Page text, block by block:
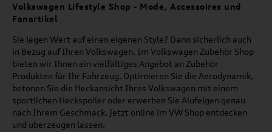
Volkswagen Lifestyle Shop - Mode, Accessoires und
Fanartikel
Sie legen Wert auf einen eigenen Style? Dann sicherlich auch
in Bezug auf Ihren Volkswagen. Im Volkswagen Zubehör Shop
bieten wir Ihnen ein vielfältiges Angebot an Zubehör
Produkten für Ihr Fahrzeug. Optimieren Sie die Aerodynamik,
betonen Sie die Heckansicht Ihres Volkswagen mit einem
sportlichen Heckspoiler oder erwerben Sie Alufelgen genau
nach Ihrem Geschmack. Jetzt online im VW Shop entdecken
und überzeugen lassen.